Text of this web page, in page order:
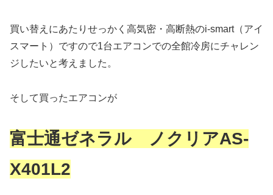
買い替えにあたりせっかく高気密・高断熱のi-smart（アイ
スマート）ですので1台エアコンでの全館冷房にチャレン
ジしたいと考えました。
そして買ったエアコンが
富士通ゼネラル ノクリアAS-
X401L2